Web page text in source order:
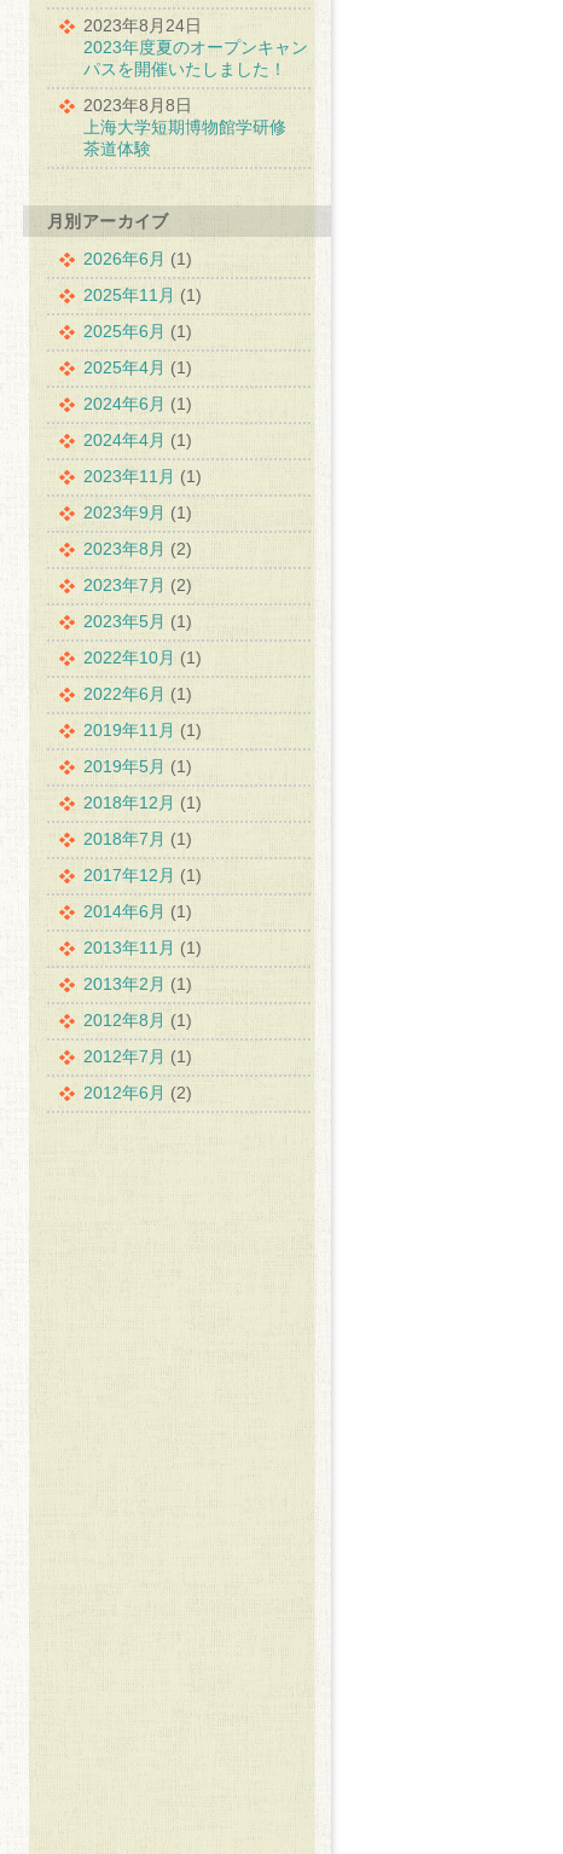
2023年8月24日
2023年度夏のオープンキャン
パスを開催いたしました！
2023年8月8日
上海大学短期博物館学研修
茶道体験
月別アーカイブ
2026年6月 (1)
2025年11月 (1)
2025年6月 (1)
2025年4月 (1)
2024年6月 (1)
2024年4月 (1)
2023年11月 (1)
2023年9月 (1)
2023年8月 (2)
2023年7月 (2)
2023年5月 (1)
2022年10月 (1)
2022年6月 (1)
2019年11月 (1)
2019年5月 (1)
2018年12月 (1)
2018年7月 (1)
2017年12月 (1)
2014年6月 (1)
2013年11月 (1)
2013年2月 (1)
2012年8月 (1)
2012年7月 (1)
2012年6月 (2)